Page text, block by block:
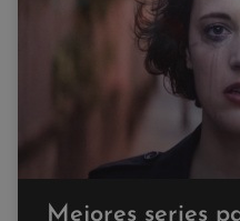
Mejores series